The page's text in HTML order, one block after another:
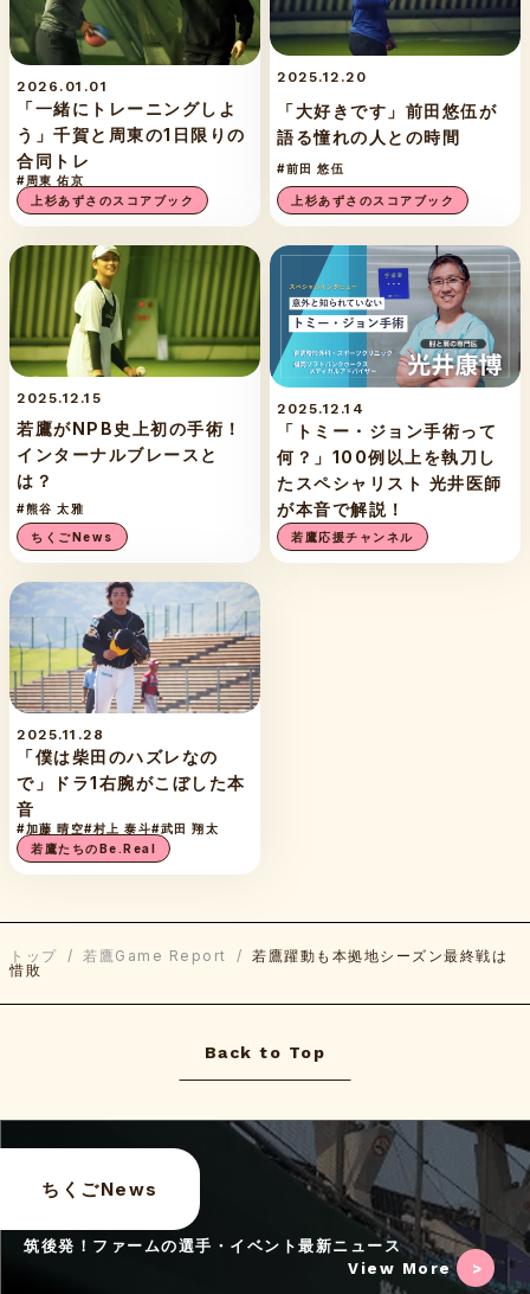
2026.01.01
「一緒にトレーニングしよ
う」千賀と周東の1日限りの
合同トレ
#周東 佑京
上杉あずさのスコアブック
2025.12.20
「大好きです」前田悠伍が
語る憧れの人との時間
#前田 悠伍
上杉あずさのスコアブック
2025.12.15
若鷹がNPB史上初の手術！
インターナルブレースと
は？
#熊谷 太雅
ちくごNews
2025.12.14
「トミー・ジョン手術って
何？」100例以上を執刀し
たスペシャリスト 光井医師
が本音で解説！
若鷹応援チャンネル
2025.11.28
「僕は柴田のハズレなの
で」ドラ1右腕がこぼした本
音
#加藤 晴空#村上 泰斗#武田 翔太
若鷹たちのBe.Real
トップ / 若鷹Game Report / 若鷹躍動も本拠地シーズン最終戦は
惜敗
Back to Top
ちくごNews
筑後発！ファームの選手・イベント最新ニュース
View More